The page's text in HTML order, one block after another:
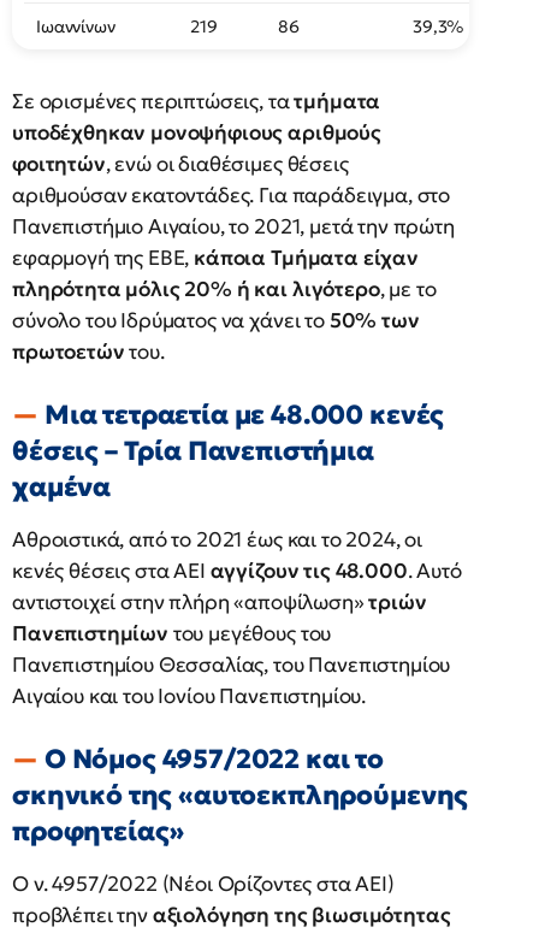
Ιωαννίνων 219 86 39,3%
Σε ορισμένες περιπτώσεις, τατμήματα
υποδέχθηκαν μονοψήφιους αριθμούς
φοιτητών, ενώ οι διαθέσιμες θέσεις
αριθμούσαν εκατοντάδες. Για παράδειγμα, στο
Πανεπιστήμιο Αιγαίου, το 2021, μετά την πρώτη
εφαρμογή της ΕΒΕ, κάποια Τμήματα είχαν
πληρότητα μόλις 20% ή και λιγότερο, με το
σύνολο του Ιδρύματος να χάνει το50% των
πρωτοετώντου.
Μια τετραετία με 48.000 κενές
θέσεις – Τρία Πανεπιστήμια
χαμένα
Αθροιστικά, από το 2021 έως και το 2024, οι
κενές θέσεις στα ΑΕΙ αγγίζουν τις 48.000. Αυτό
αντιστοιχεί στην πλήρη «αποψίλωση»τριών
Πανεπιστημίων του μεγέθους του
Πανεπιστημίου Θεσσαλίας, του Πανεπιστημίου
Αιγαίου και του Ιονίου Πανεπιστημίου.
Ο Νόμος 4957/2022 και το
σκηνικό της «αυτοεκπληρούμενης
προφητείας»
Ο ν. 4957/2022 (Νέοι Ορίζοντες στα ΑΕΙ)
προβλέπει τηναξιολόγηση της βιωσιμότητας